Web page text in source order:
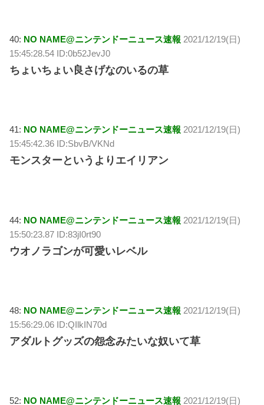
40: NO NAME@ニンテンドーニュース速報 2021/12/19(日)
15:45:28.54 ID:0b52JevJ0
ちょいちょい良さげなのいるの草
41: NO NAME@ニンテンドーニュース速報 2021/12/19(日)
15:45:42.36 ID:SbvB/VKNd
モンスターというよりエイリアン
44: NO NAME@ニンテンドーニュース速報 2021/12/19(日)
15:50:23.87 ID:83jI0rt90
ウオノラゴンが可愛いレベル
48: NO NAME@ニンテンドーニュース速報 2021/12/19(日)
15:56:29.06 ID:QIlkIN70d
アダルトグッズの怨念みたいな奴いて草
52: NO NAME@ニンテンドーニュース速報 2021/12/19(日)